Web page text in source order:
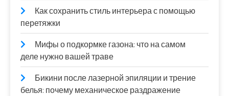
Как сохранить стиль интерьера с помощью
перетяжки
Мифы о подкормке газона: что на самом
деле нужно вашей траве
Бикини после лазерной эпиляции и трение
белья: почему механическое раздражение